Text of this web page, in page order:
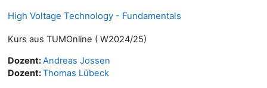
High Voltage Technology - Fundamentals
Kurs aus TUMOnline ( W2024/25)
Dozent:Andreas Jossen
Dozent:Thomas Lübeck